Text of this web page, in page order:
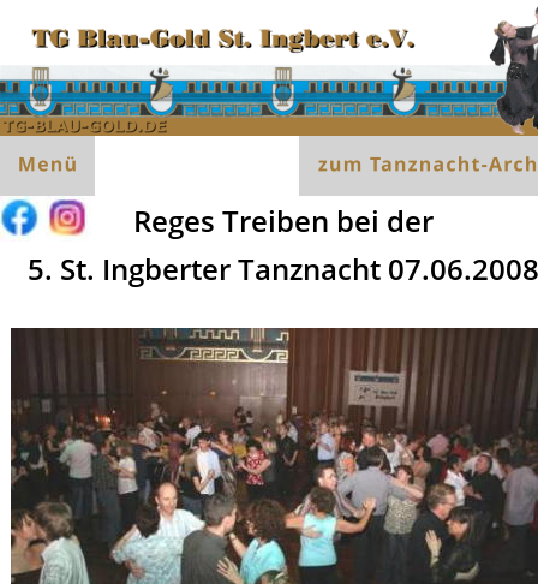
Reges Treiben bei der
5. St. Ingberter Tanznacht 07.06.2008